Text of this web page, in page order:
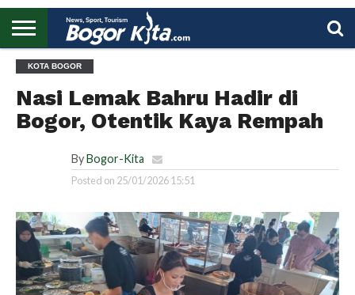
BOGOR
REGIONAL
NASIONAL
PENDIDIKAN
WISATA
OLAHRAGA
LAPORAN
PROFIL
KOTA BOGOR
Nasi Lemak Bahru Hadir di
Bogor, Otentik Kaya Rempah
By Bogor-Kita
Posted on 25/01/2026 15:51